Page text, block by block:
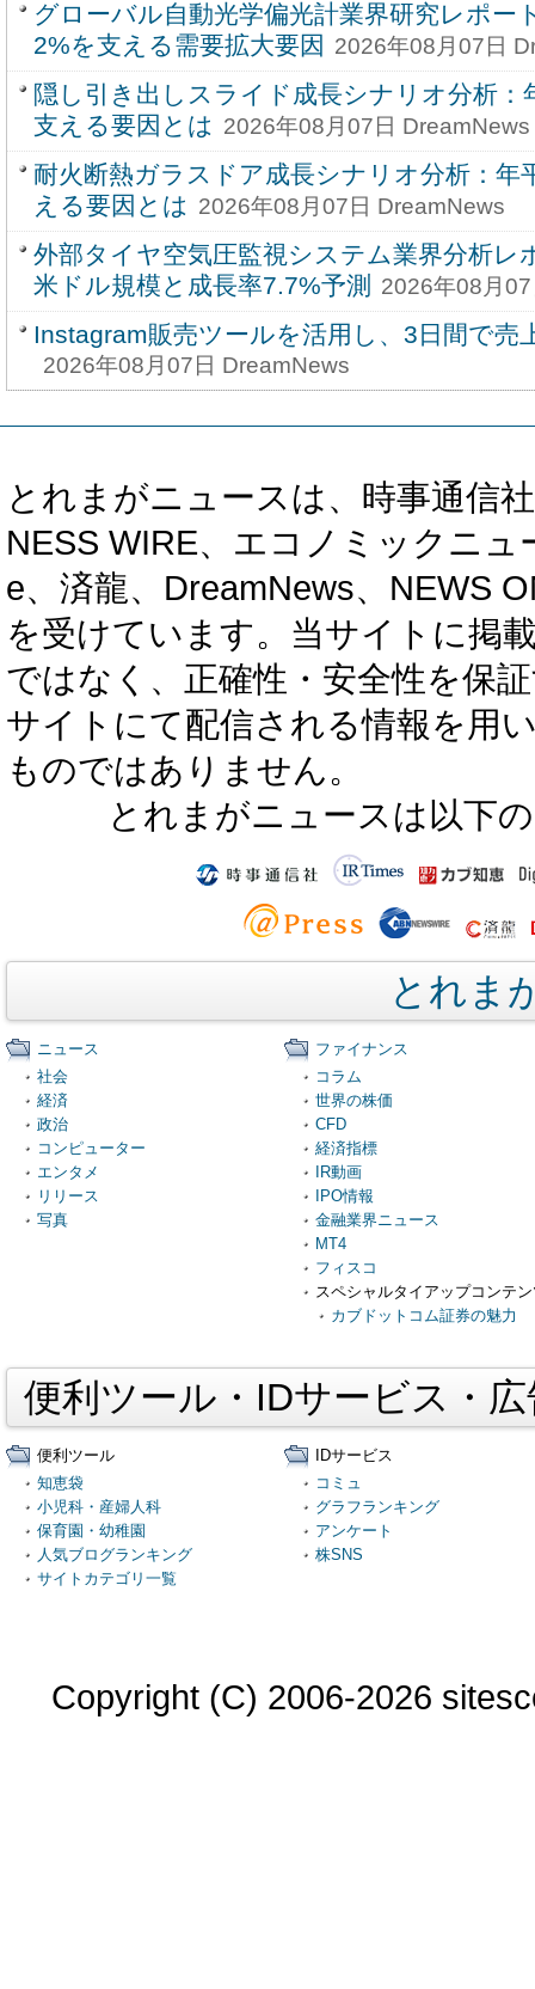
グローバル自動光学偏光計業界研究レポー
2%を支える需要拡大要因 2026年08月07日
隠し引き出しスライド成長シナリオ分析：
支える要因とは 2026年08月07日 DreamNews
耐火断熱ガラスドア成長シナリオ分析：年
える要因とは 2026年08月07日 DreamNews
外部タイヤ空気圧監視システム業界分析レ
米ドル規模と成長率7.7%予測
2026年08月
Instagram販売ツールを活用し、3日間で売
2026年08月07日 DreamNews
とれまがニュースは、時事通信
NESS WIRE、エコノミックニ
e、済龍、DreamNews、NEWS
を受けています。当サイトに掲
ではなく、正確性・安全性を保
サイトにて配信される情報を用
ものではありません。
とれまがニュースは以下
とれま
ニュース
社会
経済
政治
コンピューター
エンタメ
リリース
写真
ファイナンス
コラム
世界の株価
CFD
経済指標
IR動画
IPO情報
金融業界ニュース
MT4
フィスコ
スペシャルタイアップコンテ
カブドットコム証券の魅力
便利ツール・IDサービス・
便利ツール
知恵袋
小児科・産婦人科
保育園・幼稚園
人気ブログランキング
サイトカテゴリ一覧
IDサービス
コミュ
グラフランキング
アンケート
株SNS
Copyright (C) 2006-2026